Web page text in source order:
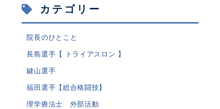
カテゴリー
院長のひとこと
長島選手【 トライアスロン 】
鍵山選手
福田選手【総合格闘技】
理学療法士 外部活動